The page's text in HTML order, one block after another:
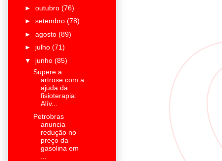
► outubro (76)
► setembro (78)
► agosto (89)
► julho (71)
▼ junho (85)
Supere a
artrose com a
ajuda da
fisioterapia:
Alív...
Petrobras
anuncia
redução no
preço da
gasolina em
...